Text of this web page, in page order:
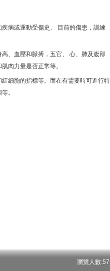
病或運動受傷史、 目前的傷患，訓練
、血壓和脈搏，五官、 心、肺及腹部
肉力量是否正常等。
細胞的指標等。而在有需要時可進行特
。
瀏覽人數